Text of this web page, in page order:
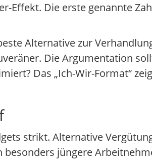
Effekt. Die erste genannte
Alternative zur
Die Argumentation
Das „Ich-Wir-Format“
strikt. Alternative
besonders jüngere